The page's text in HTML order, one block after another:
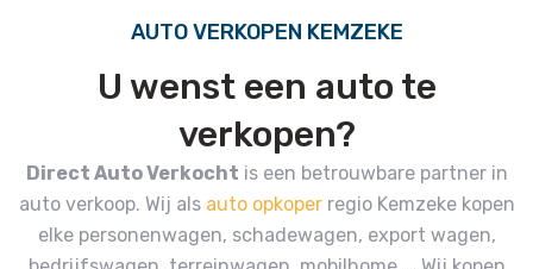
AUTO VERKOPEN KEMZEKE
U wenst een auto te
verkopen?
Direct Auto Verkocht is een betrouwbare partner in
auto verkoop. Wij als auto opkoperregio Kemzeke kopen
elke personenwagen, schadewagen, export wagen,